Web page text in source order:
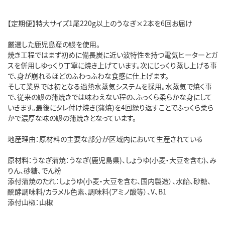
【定期便】特大サイズ1尾220g以上のうなぎ×2本を6回お届け
厳選した鹿児島産の鰻を使用。
焼き工程ではまず初めに備長炭に近い波特性を持つ電気ヒーターとガ
スを併用しゆっくり丁寧に焼き上げています。次にじっくり蒸し上げる事
で、身が崩れるほどのふわっふわな食感に仕上げます。
そして業界では初となる過熱水蒸気システムを採用。水蒸気で焼く事
で、従来の鰻の蒲焼きでは味わえない程の、ふっくら柔らかな身にして
いきます。最後にタレ付け焼き(蒲焼)を4回繰り返すことでふっくら柔ら
かで濃厚な味の鰻の蒲焼きとなっています。
地産理由：原材料の主要な部分が区域内において生産されている
原材料：うなぎ蒲焼：うなぎ(鹿児島県)、しょうゆ(小麦・大豆を含む)、み
りん、砂糖、でん粉
添付蒲焼のたれ：しょうゆ(小麦・大豆を含む、国内製造）、水飴、砂糖、
醗酵調味料/カラメル色素、調味料(アミノ酸等）、V、B1
添付山椒：山椒